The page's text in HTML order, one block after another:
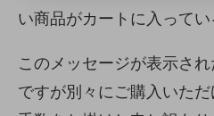
い商品がカートに入ってい
このメッセージが表示さ
ですが別々にご購入いた